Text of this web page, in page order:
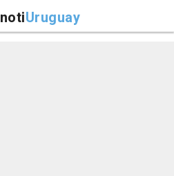
notiUruguay